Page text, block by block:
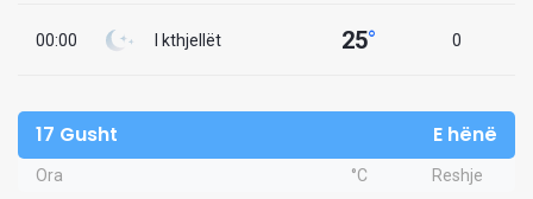
00:00 I kthjellët 25° 0
17 Gusht E hënë
Ora °C Reshje